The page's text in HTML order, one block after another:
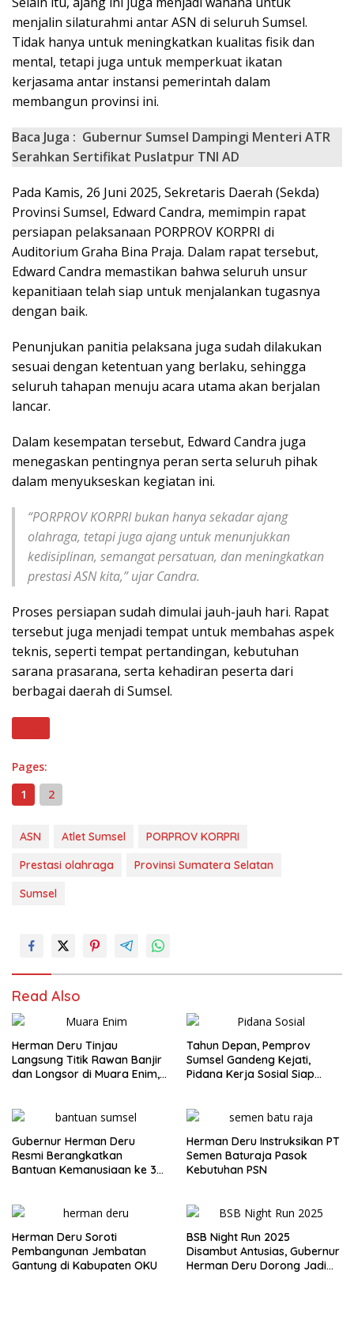
menjalin silaturahmi antar ASN di seluruh Sumsel.
Tidak hanya untuk meningkatkan kualitas fisik dan
mental, tetapi juga untuk memperkuat ikatan
kerjasama antar instansi pemerintah dalam
membangun provinsi ini.
Baca Juga : Gubernur Sumsel Dampingi Menteri ATR
Serahkan Sertifikat Puslatpur TNI AD
Pada Kamis, 26 Juni 2025, Sekretaris Daerah (Sekda)
Provinsi Sumsel, Edward Candra, memimpin rapat
persiapan pelaksanaan PORPROV KORPRI di
Auditorium Graha Bina Praja. Dalam rapat tersebut,
Edward Candra memastikan bahwa seluruh unsur
kepanitiaan telah siap untuk menjalankan tugasnya
dengan baik.
Penunjukan panitia pelaksana juga sudah dilakukan
sesuai dengan ketentuan yang berlaku, sehingga
seluruh tahapan menuju acara utama akan berjalan
lancar.
Dalam kesempatan tersebut, Edward Candra juga
menegaskan pentingnya peran serta seluruh pihak
dalam menyukseskan kegiatan ini.
“PORPROV KORPRI bukan hanya sekadar ajang
olahraga, tetapi juga ajang untuk menunjukkan
kedisiplinan, semangat persatuan, dan meningkatkan
prestasi ASN kita,” ujar Candra.
Proses persiapan sudah dimulai jauh-jauh hari. Rapat
tersebut juga menjadi tempat untuk membahas aspek
teknis, seperti tempat pertandingan, kebutuhan
sarana prasarana, serta kehadiran peserta dari
berbagai daerah di Sumsel.
Pages:
1
2
ASN Atlet Sumsel
PORPROV KORPRI
Prestasi olahraga
Provinsi Sumatera Selatan
Sumsel
Read Also
Herman Deru Tinjau
Langsung Titik Rawan Banjir
dan Longsor di Muara Enim,
Tahun Depan, Pemprov
Sumsel Gandeng Kejati,
Pidana Kerja Sosial Siap
Gubernur Herman Deru
Resmi Berangkatkan
Bantuan Kemanusiaan ke 3
Herman Deru Instruksikan PT
Semen Baturaja Pasok
Kebutuhan PSN
Herman Deru Soroti
Pembangunan Jembatan
Gantung di Kabupaten OKU
BSB Night Run 2025
Disambut Antusias, Gubernur
Herman Deru Dorong Jadi